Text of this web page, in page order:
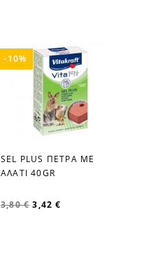
favorite_border
SEL PLUS ΠΕΤΡΑ ΜΕ
ΑΛΑΤΙ 40GR
3,80 € 3,42 €
-10%